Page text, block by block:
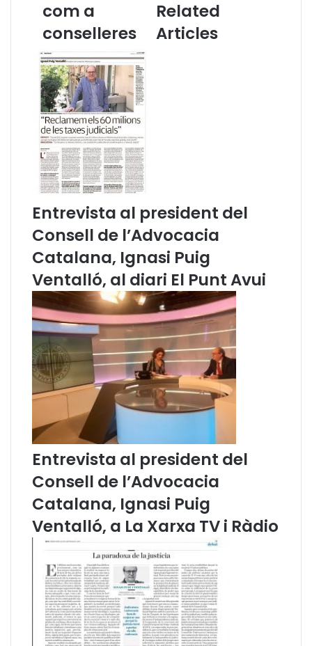
s
C
A
A
T
O
R
i
I
C
A
S
,
M
r
t
a
a
r
t
í
n
e
E
a
R
b
ó
r
e
n
e
n
p
com a
conselleres
e
l
a
c
o
i
d
a
n
t
a
l
b
i
d
e
a
j
u
s
t
í
c
Related
Articles
Entrevista al president del
Consell de l’Advocacia
Catalana, Ignasi Puig
Ventalló, al diari El Punt Avui
Entrevista al president del
Consell de l’Advocacia
Catalana, Ignasi Puig
Ventalló, a La Xarxa TV i Ràdio